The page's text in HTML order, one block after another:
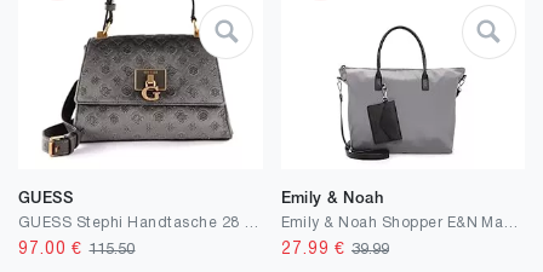
GUESS
97.00 €115.50
Emily & Noah
27.99 € 39.99